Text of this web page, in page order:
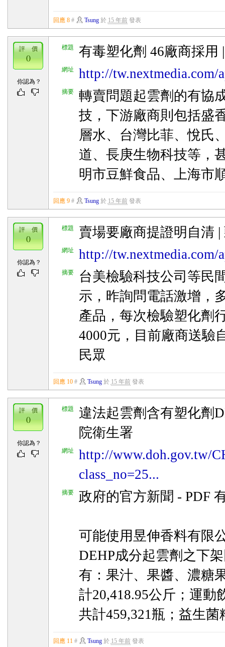
回應 8 # Tsung於 15 年前發表
標題 有毒塑化劑 46廠商採用
網址 http://tw.nextmedia.com/
摘要
轉賣問題起雲劑的有協
技，下游廠商則包括盛
層水、台灣比菲、悅氏
道、長庚生物科技等，
明市豆鮮食品、上海市
評 價
0
你認為？
回應 9 # Tsung於 15 年前發表
標題 賣場要廠商提證明自清
網址 http://tw.nextmedia.com/
摘要
台美檢驗科技公司等民
示，昨詢問電話激增，
產品，每次檢驗塑化劑
4000元，目前廠商送驗
民眾
評 價
0
你認為？
回應 10 # Tsung於 15 年前發表
標題
違法起雲劑含有塑化劑
院衛生署
網址
http://www.doh.gov.tw/
class_no=25...
摘要 政府的官方新聞 - PDF
可能使用昱伸香料有限
DEHP成分起雲劑之下
有：果汁、果醬、濃糖
計20,418.95公斤；運動
共計459,321瓶；益生菌
評 價
0
你認為？
回應 11 # Tsung於 15 年前發表